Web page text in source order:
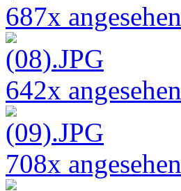
687x angesehen
642x angesehen
708x angesehen